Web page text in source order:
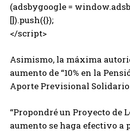
(adsbygoogle =
[]).push({});
</script>
Asimismo, la máxima
aumento de “10% en la
Aporte Previsional
“Propondré un Proyecto de
aumento se haga efectivo a